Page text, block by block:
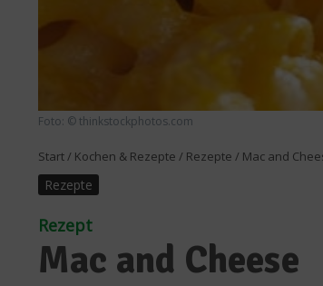
Foto: © thinkstockphotos.com
Start/ Kochen & Rezepte / Rezepte / Mac and
Rezepte
Rezept
Mac and Cheese